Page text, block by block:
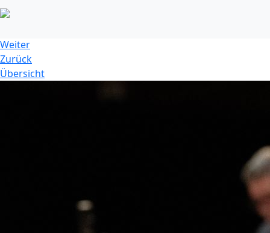
dsc_9233jpg_52776105723_o.jpg
Weiter
Zurück
Übersicht